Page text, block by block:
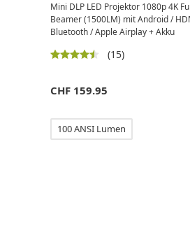
Mini DLP LED Projektor 1080p 4K
Beamer (1500LM) mit Android /
Bluetooth / Apple Airplay + Akku
(15)
CHF 159.95
100 ANSI Lumen